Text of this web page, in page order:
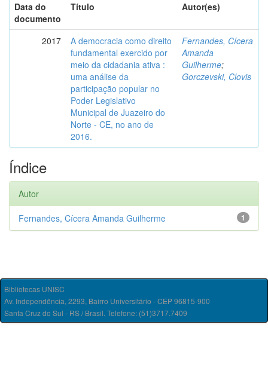
Data do
documento
Título Autor(es)
2017
A democracia como direito
fundamental exercido por
meio da cidadania ativa :
uma análise da
participação popular no
Poder Legislativo
Municipal de Juazeiro do
Norte - CE, no ano de
2016.
Fernandes, Cícera
Amanda
Guilherme;
Gorczevski, Clovis
Índice
Autor
1
Fernandes, Cícera Amanda Guilherme
Bibliotecas UNISC
Av. Independência, 2293, Bairro Universitário - CEP 96815-900
Santa Cruz do Sul - RS / Brasil. Telefone: (51)3717.7409